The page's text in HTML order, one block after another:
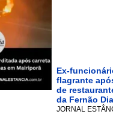
Ex-
flagrante
de
da Fernão
JORNAL